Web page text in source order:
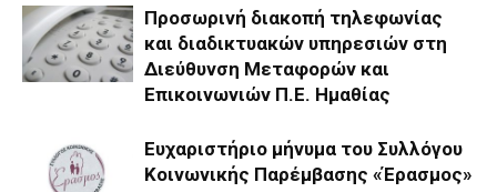
Προσωρινή διακοπή τηλεφωνίας
και διαδικτυακών υπηρεσιών στη
Διεύθυνση Μεταφορών και
Επικοινωνιών Π.Ε. Ημαθίας
Ευχαριστήριο μήνυμα του Συλλόγου
Κοινωνικής Παρέμβασης «Έρασμος»